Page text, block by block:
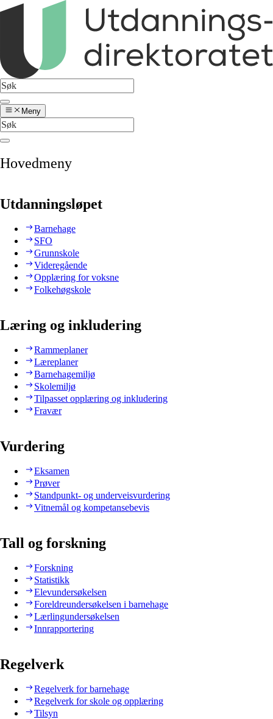
Meny
Hovedmeny
Utdanningsløpet
Barnehage
SFO
Grunnskole
Videregående
Opplæring for voksne
Folkehøgskole
Læring og inkludering
Rammeplaner
Læreplaner
Barnehagemiljø
Skolemiljø
Tilpasset opplæring og inkludering
Fravær
Vurdering
Eksamen
Prøver
Standpunkt- og underveisvurdering
Vitnemål og kompetansebevis
Tall og forskning
Forskning
Statistikk
Elevundersøkelsen
Foreldreundersøkelsen i barnehage
Lærlingundersøkelsen
Innrapportering
Regelverk
Regelverk for barnehage
Regelverk for skole og opplæring
Tilsyn